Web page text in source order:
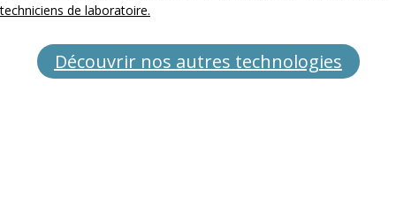
techniciens de laboratoire.
Découvrir nos autres technologies